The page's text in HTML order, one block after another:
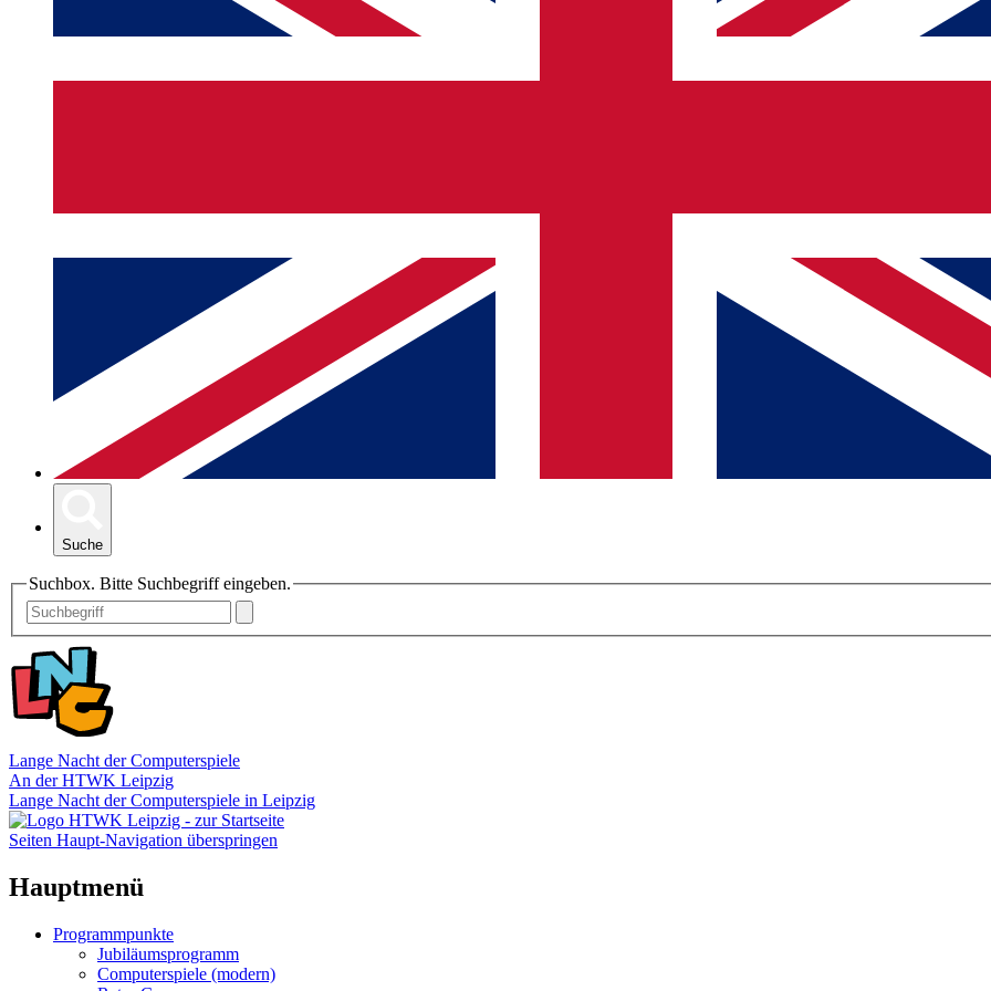
Suche
Suchbox. Bitte Suchbegriff eingeben.
Lange Nacht der Computerspiele
An der HTWK Leipzig
Lange Nacht der Computerspiele in Leipzig
Seiten Haupt-Navigation überspringen
Hauptmenü
Programmpunkte
Jubiläumsprogramm
Computerspiele (modern)